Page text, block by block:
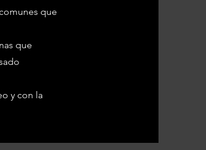
que
que
y con la